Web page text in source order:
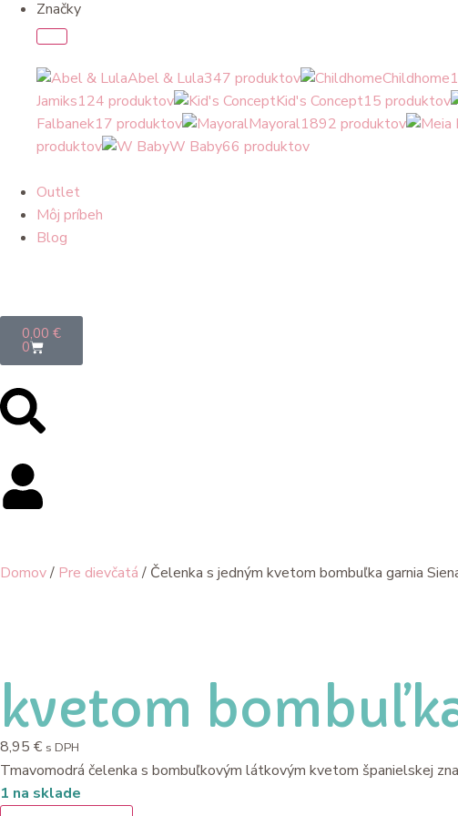
Značky
Abel & Lula347 produktov Childhome
Jamiks124 produktov Kid's Concept15 produktov
Falbanek17 produktov Mayoral1892 produktov
produktov
W Baby66 produktov
Outlet
Môj príbeh
Blog
0,00 €
0
Domov/ Pre dievčatá/ Čelenka s jedným kvetom bombuľka garnia
kvetom
8,95 € s DPH
Tmavomodrá čelenka s bombuľkovým látkovým kvetom španielskej
1 na sklade